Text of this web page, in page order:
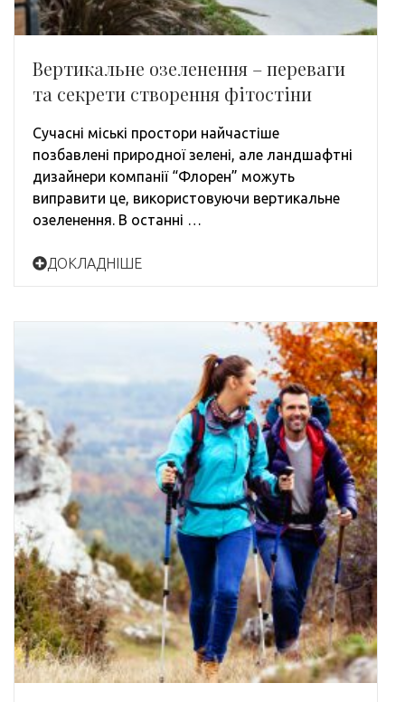
Вертикальне озеленення – переваги
та секрети створення фітостіни
Сучасні міські простори найчастіше
позбавлені природної зелені, але ландшафтні
дизайнери компанії “Флорен” можуть
виправити це, використовуючи вертикальне
озеленення. В останні …
ДОКЛАДНІШЕ